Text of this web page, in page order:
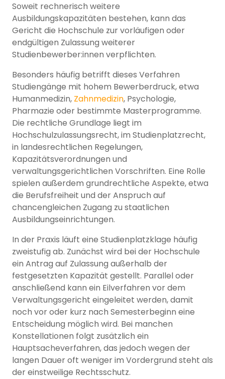
Soweit rechnerisch weitere
Ausbildungskapazitäten bestehen, kann das
Gericht die Hochschule zur vorläufigen oder
endgültigen Zulassung weiterer
Studienbewerber:innen verpflichten.
Besonders häufig betrifft dieses Verfahren
Studiengänge mit hohem Bewerberdruck, etwa
Humanmedizin, Zahnmedizin, Psychologie,
Pharmazie oder bestimmte Masterprogramme.
Die rechtliche Grundlage liegt im
Hochschulzulassungsrecht, im Studienplatzrecht,
in landesrechtlichen Regelungen,
Kapazitätsverordnungen und
verwaltungsgerichtlichen Vorschriften. Eine Rolle
spielen außerdem grundrechtliche Aspekte, etwa
die Berufsfreiheit und der Anspruch auf
chancengleichen Zugang zu staatlichen
Ausbildungseinrichtungen.
In der Praxis läuft eine Studienplatzklage häufig
zweistufig ab. Zunächst wird bei der Hochschule
ein Antrag auf Zulassung außerhalb der
festgesetzten Kapazität gestellt. Parallel oder
anschließend kann ein Eilverfahren vor dem
Verwaltungsgericht eingeleitet werden, damit
noch vor oder kurz nach Semesterbeginn eine
Entscheidung möglich wird. Bei manchen
Konstellationen folgt zusätzlich ein
Hauptsacheverfahren, das jedoch wegen der
langen Dauer oft weniger im Vordergrund steht als
der einstweilige Rechtsschutz.